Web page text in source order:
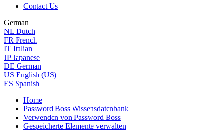
Contact Us
German
NL Dutch
FR French
IT Italian
JP Japanese
DE German
US English (US)
ES Spanish
Home
Password Boss Wissensdatenbank
Verwenden von Password Boss
Gespeicherte Elemente verwalten